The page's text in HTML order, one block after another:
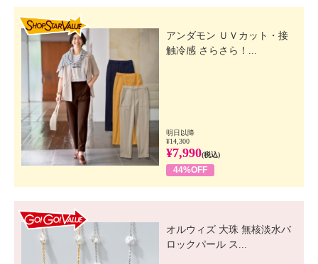
アンダモン ＵＶカット・接
触冷感 さらさら！...
明日以降
¥14,300
¥7,990(税込)
44%OFF
オルウィズ 大珠 無核淡水バ
ロックパール ス...